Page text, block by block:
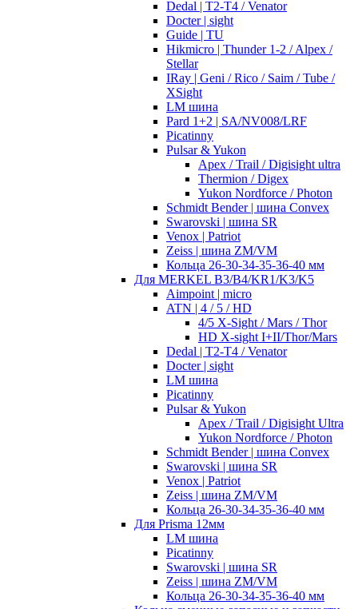
Dedal | T2-T4 / Venator
Docter | sight
Guide | TU
Hikmicro | Thunder 1-2 / Alpex /
Stellar
IRay | Geni / Rico / Saim / Tube /
XSight
LM шина
Pard 1+2 | SA/NV008/LRF
Picatinny
Pulsar & Yukon
Apex / Trail / Digisight ultra
Thermion / Digex
Yukon Nordforce / Photon
Schmidt Bender | шина Convex
Swarovski | шина SR
Venox | Patriot
Zeiss | шина ZM/VM
Кольца 26-30-34-35-36-40 мм
Для MERKEL B3/B4/KR1/K3/K5
Aimpoint | micro
ATN | 4 / 5 / HD
4/5 X-Sight / Mars / Thor
HD X-sight I+II/Thor/Mars
Dedal | T2-T4 / Venator
Docter | sight
LM шина
Picatinny
Pulsar & Yukon
Apex / Trail / Digisight Ultra
Yukon Nordforce / Photon
Schmidt Bender | шина Convex
Swarovski | шина SR
Venox | Patriot
Zeiss | шина ZM/VM
Кольца 26-30-34-35-36-40 мм
Для Prisma 12мм
LM шина
Picatinny
Swarovski | шина SR
Zeiss | шина ZM/VM
Кольца 26-30-34-35-36-40 мм